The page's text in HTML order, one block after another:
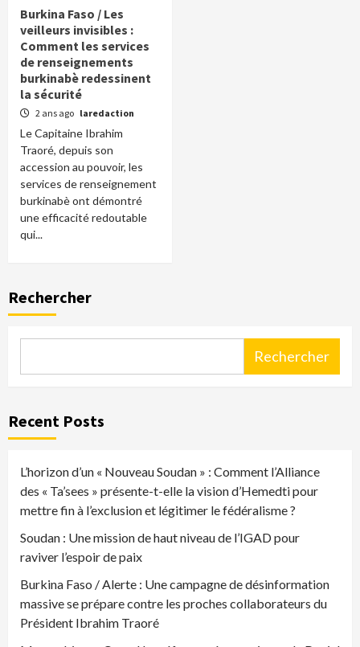
Burkina Faso / Les
veilleurs invisibles :
Comment les services
de renseignements
burkinabè redessinent
la sécurité
2 ans ago laredaction
Le Capitaine Ibrahim
Traoré, depuis son
accession au pouvoir, les
services de renseignement
burkinabè ont démontré
une efficacité redoutable
qui...
Rechercher
Rechercher
Recent Posts
L’horizon d’un « Nouveau Soudan » : Comment l’Alliance
des « Ta’sees » présente-t-elle la vision d’Hemedti pour
mettre fin à l’exclusion et légitimer le fédéralisme ?
Soudan : Une mission de haut niveau de l’IGAD pour
raviver l’espoir de paix
Burkina Faso / Alerte : Une campagne de désinformation
massive se prépare contre les proches collaborateurs du
Président Ibrahim Traoré